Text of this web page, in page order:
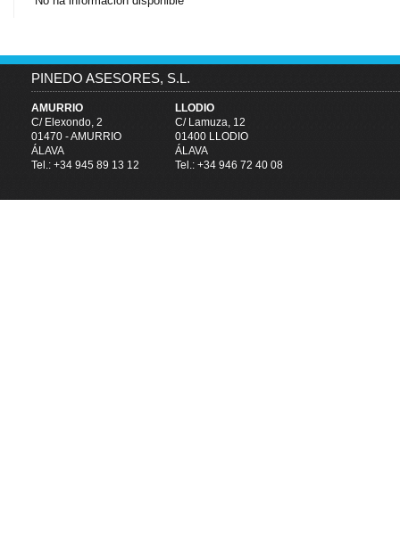
PINEDO ASESORES, S.L.
AMURRIO
C/ Elexondo, 2
01470 - AMURRIO
ÁLAVA
Tel.: +34 945 89 13 12
LLODIO
C/ Lamuza, 12
01400 LLODIO
ÁLAVA
Tel.: +34 946 72 40 08